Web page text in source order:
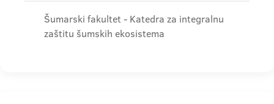
Šumarski fakultet - Katedra za integralnu
zaštitu šumskih ekosistema